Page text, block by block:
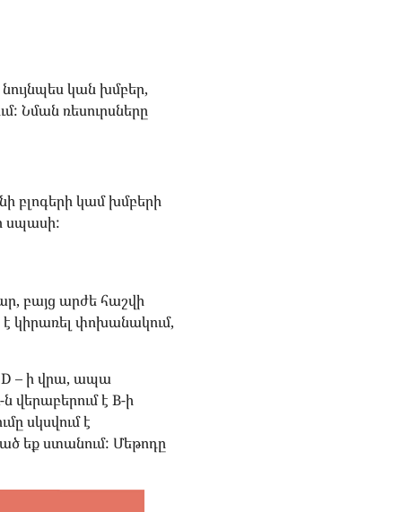
կան խմբեր,
Նման ռեսուրսները
բլոգերի կամ խմբերի
սպասի:
բայց արժե հաշվի
կիրառել փոխանակում,
D – ի վրա, ապա
վերաբերում է B-ի
սկսվում է
եք ստանում: Մեթոդը